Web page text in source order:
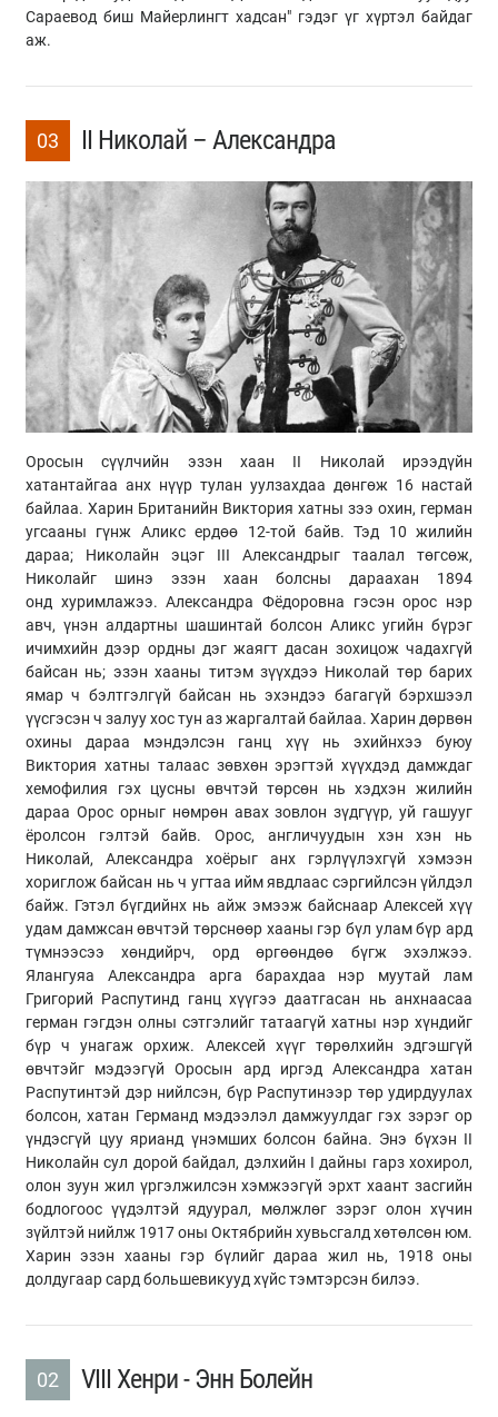
Сараевод биш Майерлингт хадсан" гэдэг үг хүртэл байдаг
аж.
03 II Николай – Александра
Оросын сүүлчийн эзэн хаан II Николай ирээдүйн
хатантайгаа анх нүүр тулан уулзахдаа дөнгөж 16 настай
байлаа. Харин Британийн Виктория хатны зээ охин, герман
угсааны гүнж Аликс ердөө 12-той байв. Тэд 10 жилийн
дараа; Николайн эцэг III Александрыг таалал төгсөж,
Николайг шинэ эзэн хаан болсны дараахан 1894
онд хуримлажээ. Александра Фёдоровна гэсэн орос нэр
авч, үнэн алдартны шашинтай болсон Аликс угийн бүрэг
ичимхийн дээр ордны дэг жаягт дасан зохицож чадахгүй
байсан нь; эзэн хааны титэм зүүхдээ Николай төр барих
ямар ч бэлтгэлгүй байсан нь эхэндээ багагүй бэрхшээл
үүсгэсэн ч залуу хос тун аз жаргалтай байлаа. Харин дөрвөн
охины дараа мэндэлсэн ганц хүү нь эхийнхээ буюу
Виктория хатны талаас зөвхөн эрэгтэй хүүхдэд дамждаг
хемофилия гэх цусны өвчтэй төрсөн нь хэдхэн жилийн
дараа Орос орныг нөмрөн авах зовлон зүдгүүр, уй гашууг
ёролсон гэлтэй байв. Орос, англичуудын хэн хэн нь
Николай, Александра хоёрыг анх гэрлүүлэхгүй хэмээн
хориглож байсан нь ч угтаа ийм явдлаас сэргийлсэн үйлдэл
байж. Гэтэл бүгдийнх нь айж эмээж байснаар Алексей хүү
удам дамжсан өвчтэй төрснөөр хааны гэр бүл улам бүр ард
түмнээсээ хөндийрч, орд өргөөндөө бүгж эхэлжээ.
Ялангуяа Александра арга барахдаа нэр муутай лам
Григорий Распутинд ганц хүүгээ даатгасан нь анхнаасаа
герман гэгдэн олны сэтгэлийг татаагүй хатны нэр хүндийг
бүр ч унагаж орхиж. Алексей хүүг төрөлхийн эдгэшгүй
өвчтэйг мэдээгүй Оросын ард иргэд Александра хатан
Распутинтэй дэр нийлсэн, бүр Распутинээр төр удирдуулах
болсон, хатан Германд мэдээлэл дамжуулдаг гэх зэрэг ор
үндэсгүй цуу ярианд үнэмших болсон байна. Энэ бүхэн II
Николайн сул дорой байдал, дэлхийн I дайны гарз хохирол,
олон зуун жил үргэлжилсэн хэмжээгүй эрхт хаант засгийн
бодлогоос үүдэлтэй ядуурал, мөлжлөг зэрэг олон хүчин
зүйлтэй нийлж 1917 оны Октябрийн хувьсгалд хөтөлсөн юм.
Харин эзэн хааны гэр бүлийг дараа жил нь, 1918 оны
долдугаар сард большевикууд хүйс тэмтэрсэн билээ.
02 VIII Хенри - Энн Болейн